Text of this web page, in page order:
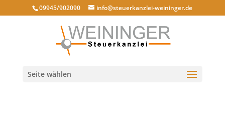
09945/902090 info@steuerkanzlei-weininger.de
Seite wählen